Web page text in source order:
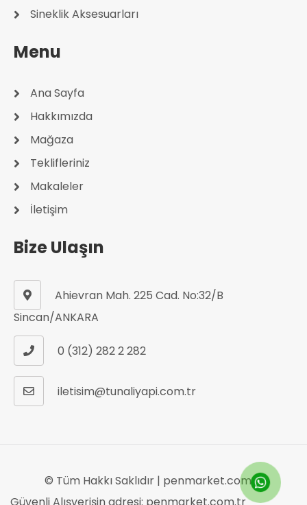
Sineklik Aksesuarları
Menu
Ana Sayfa
Hakkımızda
Mağaza
Teklifleriniz
Makaleler
İletişim
Bize Ulaşın
Ahievran Mah. 225 Cad. No:32/B
Sincan/ANKARA
0 (312) 282 2 282
iletisim@tunaliyapi.com.tr
© Tüm Hakkı Saklıdır | penmarket.com.tr